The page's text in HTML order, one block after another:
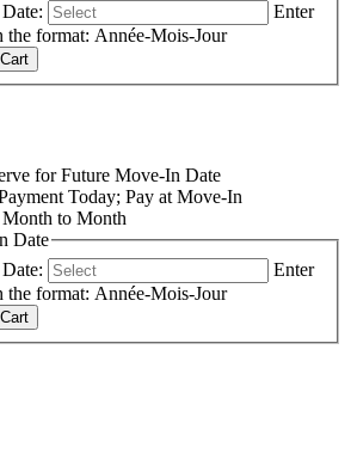
Enter
the format: Année-Mois-Jour
for Future Move-In Date
Today; Pay at Move-In
Month to Month
Date
Enter
the format: Année-Mois-Jour